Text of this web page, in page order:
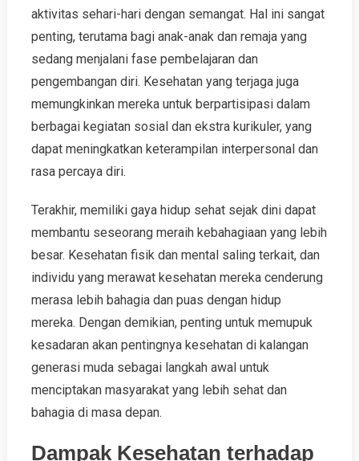
aktivitas sehari-hari dengan semangat. Hal ini sangat
penting, terutama bagi anak-anak dan remaja yang
sedang menjalani fase pembelajaran dan
pengembangan diri. Kesehatan yang terjaga juga
memungkinkan mereka untuk berpartisipasi dalam
berbagai kegiatan sosial dan ekstra kurikuler, yang
dapat meningkatkan keterampilan interpersonal dan
rasa percaya diri.
Terakhir, memiliki gaya hidup sehat sejak dini dapat
membantu seseorang meraih kebahagiaan yang lebih
besar. Kesehatan fisik dan mental saling terkait, dan
individu yang merawat kesehatan mereka cenderung
merasa lebih bahagia dan puas dengan hidup
mereka. Dengan demikian, penting untuk memupuk
kesadaran akan pentingnya kesehatan di kalangan
generasi muda sebagai langkah awal untuk
menciptakan masyarakat yang lebih sehat dan
bahagia di masa depan.
Dampak Kesehatan terhadap